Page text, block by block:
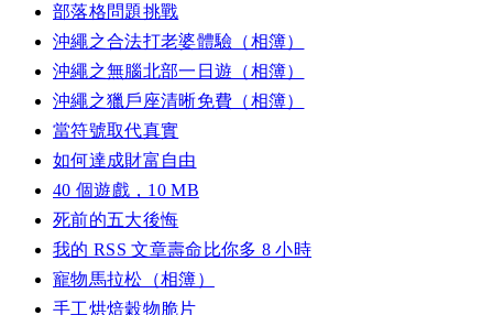
部落格問題挑戰
沖繩之合法打老婆體驗（相簿）
沖繩之無腦北部一日遊（相簿）
沖繩之獵戶座清晰免費（相簿）
當符號取代真實
如何達成財富自由
40 個遊戲，10 MB
死前的五大後悔
我的 RSS 文章壽命比你多 8 小時
寵物馬拉松（相簿）
手工烘焙穀物脆片